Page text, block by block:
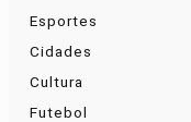
Esportes
Cidades
Cultura
Futebol